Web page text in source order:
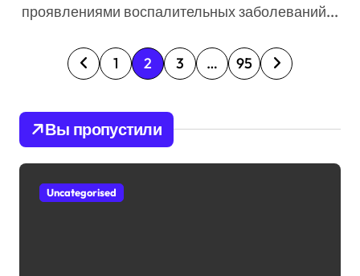
проявлениями воспалительных заболеваний...
П
г
и
н
1 2 3 … 95
Вы пропустили
Uncategorised